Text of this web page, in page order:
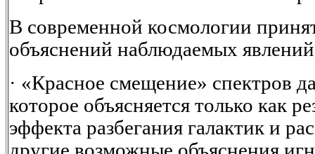
В современной космологии
объяснений наблюдаемых
· «Красное смещение» спектров
которое объясняется только как
эффекта разбегания галактик и